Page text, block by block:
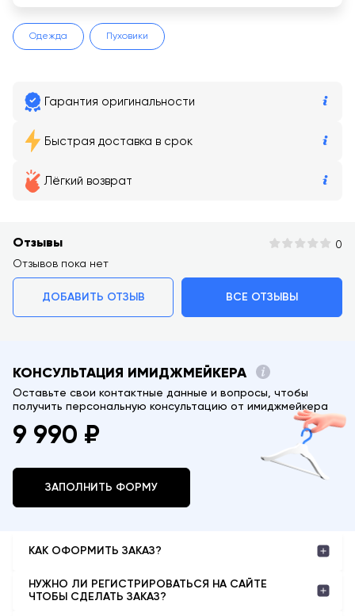
Одежда Пуховики
Гарантия оригинальности
Быстрая доставка в срок
Лёгкий возврат
Отзывы
0
Отзывов пока нет
ДОБАВИТЬ ОТЗЫВ ВСЕ ОТЗЫВЫ
КОНСУЛЬТАЦИЯ ИМИДЖМЕЙКЕРА
Оставьте свои контактные данные и вопросы, чтобы
получить персональную консультацию от имиджмейкера
9 990 ₽
ЗАПОЛНИТЬ ФОРМУ
КАК ОФОРМИТЬ ЗАКАЗ?
1. Выберите категорию или бренд в меню навигации или введите в
НУЖНО ЛИ РЕГИСТРИРОВАТЬСЯ НА САЙТЕ
ЧТОБЫ СДЕЛАТЬ ЗАКАЗ?